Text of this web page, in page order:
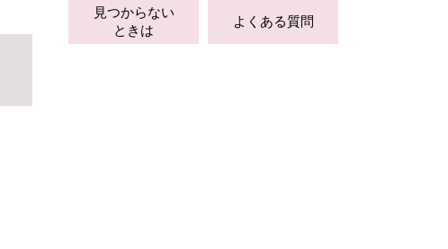
見つからない
ときは
よくある質問